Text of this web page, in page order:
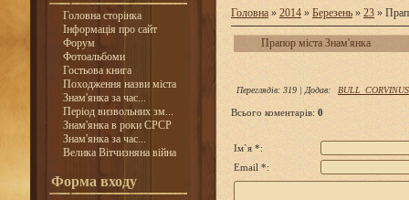
Головна сторінка
Інформація про сайт
Форум
Фотоальбоми
Гостьова книга
Походження назви міста
Знам'янка за час...
Період визвольних зм...
Знам'янка в роки СРСР
Знам'янка за час...
Велика Вітчизняна війна
Форма входу
Головна » 2014 » Березень » 23 »
Прапор міста Знам'янка
Переглядів: 319 | Додав: BULL_CORVINUS
Всього коментарів: 0
Ім`я *:
Email *: